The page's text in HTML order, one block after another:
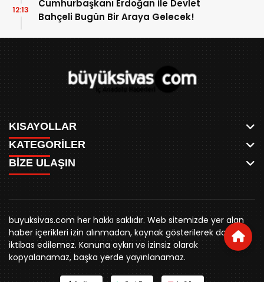
Cumhurbaşkanı Erdoğan ile Devlet
Bahçeli Bugün Bir Araya Gelecek!
12:13
KISAYOLLAR
ANASAYFA
AKSU CANLI
MEYDAN CANLI
MEDRESELER CANLI
MERAKÜM CANLI
YUKARI TEKKE CANLI
KURUMSAL KİMLİK
REKLAM FİYATLARI
BİZE ULAŞIN
KÜNYE
KATEGORİLER
WHATSAPP
SPOR
SİYASET
BELEDİYE
SİVAS VALİLİĞİ
ÜNİVERSİTE
KURUMLAR
STK
YORUM
BİZE ULAŞIN
0346 221 00 60
buyuksivashaber@gmail.com
Örtülüpınar Mah. İnönü Bulvarı Özkahya Apt. Kat:3 D:7
Sivas
buyuksivas.com her hakkı saklıdır. Web sitemizde yer alan
haber içerikleri izin alınmadan, kaynak gösterilerek dahi
iktibas edilemez. Kanuna aykırı ve izinsiz olarak
kopyalanamaz, başka yerde yayınlanamaz.